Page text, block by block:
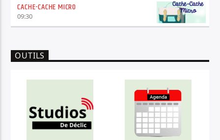
CACHE-CACHE MICRO
09:30
OUTILS